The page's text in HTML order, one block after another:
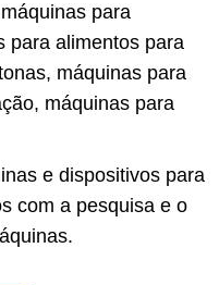
para
para alimentos para
máquinas para
máquinas para
e dispositivos para
com a pesquisa e o